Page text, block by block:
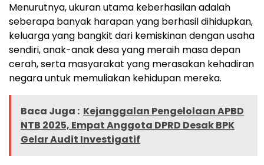
Menurutnya, ukuran utama keberhasilan adalah
seberapa banyak harapan yang berhasil dihidupkan,
keluarga yang bangkit dari kemiskinan dengan usaha
sendiri, anak-anak desa yang meraih masa depan
cerah, serta masyarakat yang merasakan kehadiran
negara untuk memuliakan kehidupan mereka.
Baca Juga : Kejanggalan Pengelolaan APBD
NTB 2025, Empat Anggota DPRD Desak BPK
Gelar Audit Investigatif